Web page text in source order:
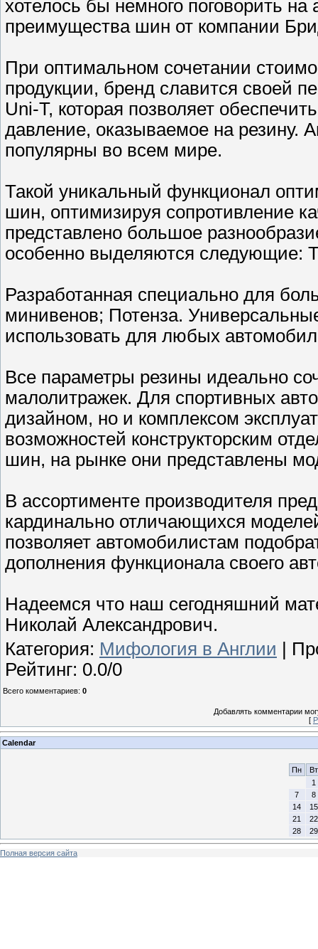
хотелось бы немного поговорить
преимущества шин от компании
При оптимальном сочетании
продукции, бренд славится своей
Uni-T, которая позволяет
давление, оказываемое на резину.
популярны во всем мире.
Такой уникальный функционал
шин, оптимизируя сопротивление
представлено большое
особенно выделяются следующие:
Разработанная специально для
минивенов; Потенза.
использовать для любых
Все параметры резины идеально
малолитражек. Для спортивных
дизайном, но и комплексом
возможностей конструкторским
шин, на рынке они представлены
В ассортименте производителя
кардинально отличающихся
позволяет автомобилистам
дополнения функционала своего
Надеемся что наш сегодняшний
Николай Александрович.
Категория: Мифология в Англии
Рейтинг: 0.0/0
Всего комментариев: 0
Добавлять комментарии
[
Calendar
Пн
Вт
1
7
8
14
15
21
22
28
29
Полная версия сайта